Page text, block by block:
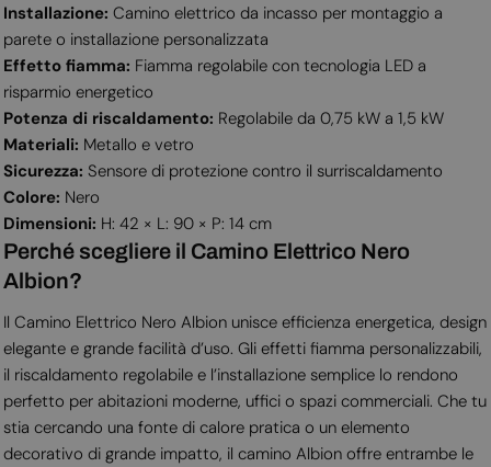
Installazione: Camino elettrico da incasso per montaggio a
parete o installazione personalizzata
Effetto fiamma: Fiamma regolabile con tecnologia LED a
risparmio energetico
Potenza di riscaldamento: Regolabile da 0,75 kW a 1,5 kW
Materiali: Metallo e vetro
Sicurezza: Sensore di protezione contro il surriscaldamento
Colore: Nero
Dimensioni: H: 42 × L: 90 × P: 14 cm
Perché scegliere il Camino Elettrico Nero
Albion?
Il Camino Elettrico Nero Albion unisce efficienza energetica, design
elegante e grande facilità d’uso. Gli effetti fiamma personalizzabili,
il riscaldamento regolabile e l’installazione semplice lo rendono
perfetto per abitazioni moderne, uffici o spazi commerciali. Che tu
stia cercando una fonte di calore pratica o un elemento
decorativo di grande impatto, il camino Albion offre entrambe le